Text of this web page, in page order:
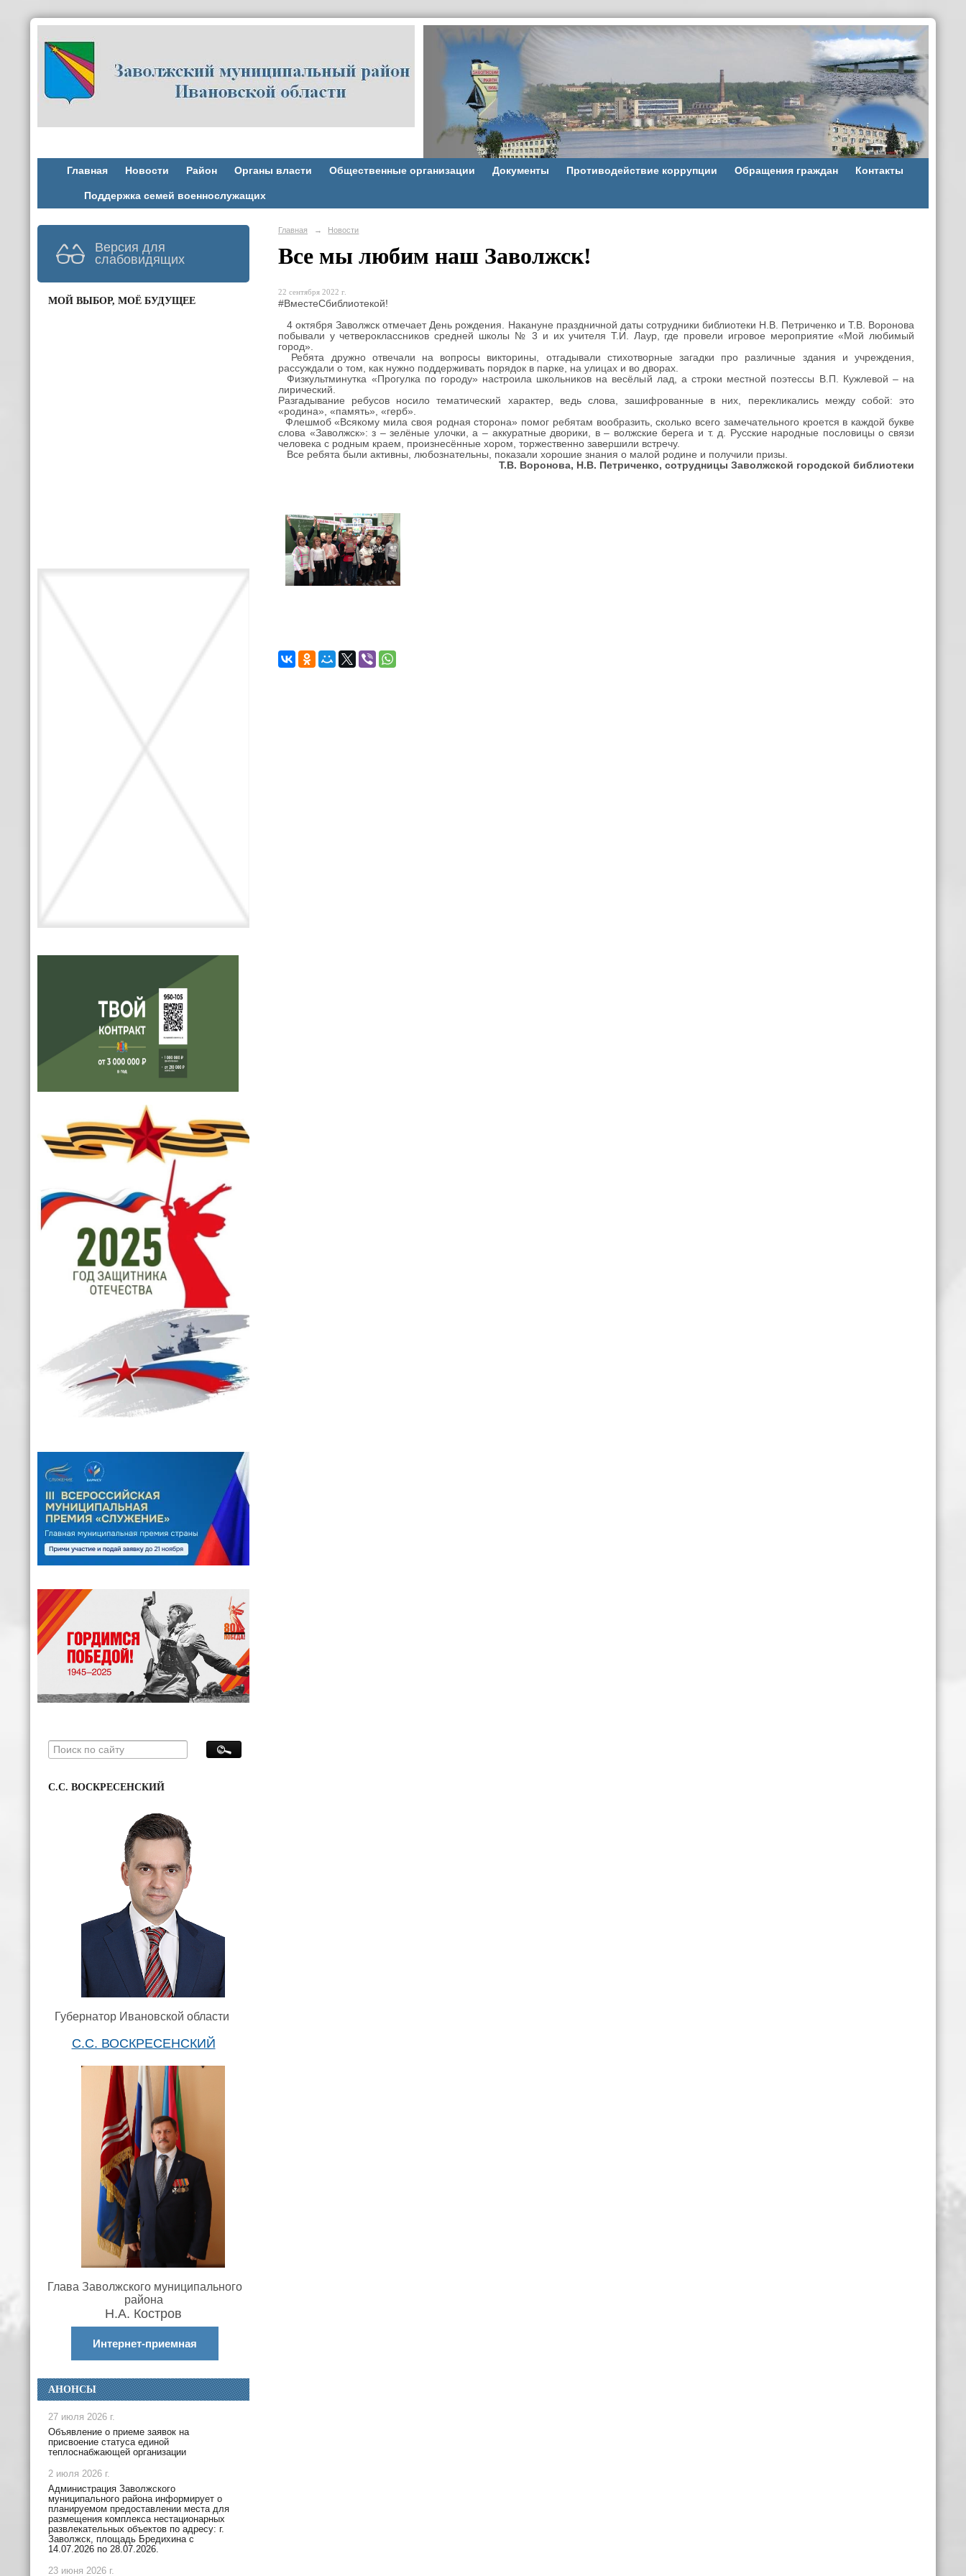
Главная Новости Район Органы власти Общественные организации Документы Противодействие коррупции Обращения граждан Контакты
Поддержка семей военнослужащих
Версия для
слабовидящих
МОЙ ВЫБОР, МОЁ БУДУЩЕЕ
С.С. ВОСКРЕСЕНСКИЙ
Губернатор Ивановской области
С.С. ВОСКРЕСЕНСКИЙ
Глава Заволжского муниципального
района
Н.А. Костров
Интернет-приемная
АНОНСЫ
27 июля 2026 г.
Объявление о приеме заявок на
присвоение статуса единой
теплоснабжающей организации
2 июля 2026 г.
Администрация Заволжского
муниципального района информирует о
планируемом предоставлении места для
размещения комплекса нестационарных
развлекательных объектов по адресу: г.
Заволжск, площадь Бредихина с
14.07.2026 по 28.07.2026.
23 июня 2026 г.
Главная → Новости
Все мы любим наш Заволжск!
22 сентября 2022 г.
#ВместеСбиблиотекой!
4 октября Заволжск отмечает День рождения. Накануне праздничной даты сотрудники библиотеки Н.В. Петриченко и Т.В. Воронова
побывали у четвероклассников средней школы № 3 и их учителя Т.И. Лаур, где провели игровое мероприятие «Мой любимый
город».
Ребята дружно отвечали на вопросы викторины, отгадывали стихотворные загадки про различные здания и учреждения,
рассуждали о том, как нужно поддерживать порядок в парке, на улицах и во дворах.
Физкультминутка «Прогулка по городу» настроила школьников на весёлый лад, а строки местной поэтессы В.П. Кужлевой – на
лирический.
Разгадывание ребусов носило тематический характер, ведь слова, зашифрованные в них, перекликались между собой: это
«родина», «память», «герб».
Флешмоб «Всякому мила своя родная сторона» помог ребятам вообразить, сколько всего замечательного кроется в каждой букве
слова «Заволжск»: з – зелёные улочки, а – аккуратные дворики, в – волжские берега и т. д. Русские народные пословицы о связи
человека с родным краем, произнесённые хором, торжественно завершили встречу.
Все ребята были активны, любознательны, показали хорошие знания о малой родине и получили призы.
Т.В. Воронова, Н.В. Петриченко, сотрудницы Заволжской городской библиотеки